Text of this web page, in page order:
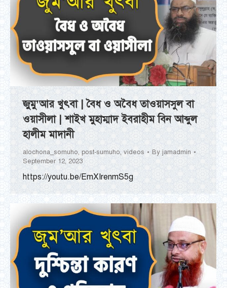
জুমু’আর খুৎবা | বৈধ ও অবৈধ তাওয়াসসুল বা
ওয়াসীলা | শাইখ মুহাম্মাদ ইবরাহীম বিন আব্দুল
হালীম মাদানী
alochona_somuho, post-sumuho, videos By jamadmin
September 12, 2023
https://youtu.be/EmXIrenmS5g